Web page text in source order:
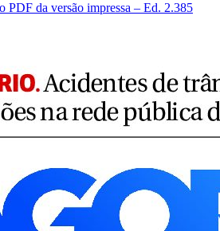
PDF da versão impressa – Ed. 2.385